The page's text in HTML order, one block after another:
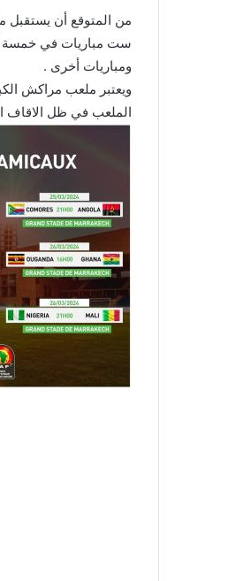
من المتوقع أن يستقبل
ست مباريات في خمسة
ومباريات أخرى .
ويعتبر ملعب مراكش
الملعب في ظل الاقاف